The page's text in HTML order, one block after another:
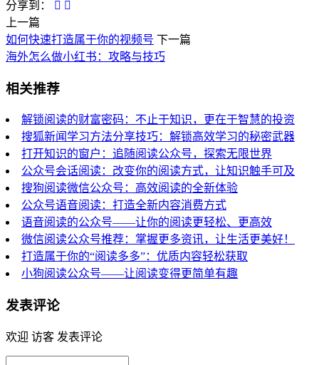
分享到：
上一篇
如何快速打造属于你的视频号 下一篇
海外怎么做小红书：攻略与技巧
相关推荐
解锁阅读的财富密码：不止于知识，更在于智慧的投资
搜狐新闻学习方法分享技巧：解锁高效学习的秘密武器
打开知识的窗户：追随阅读公众号，探索无限世界
公众号会话阅读：改变你的阅读方式，让知识触手可及
搜狗阅读微信公众号：高效阅读的全新体验
公众号语音阅读：打造全新内容消费方式
语音阅读的公众号——让你的阅读更轻松、更高效
微信阅读公众号推荐：掌握更多资讯，让生活更美好！
打造属于你的“阅读多多”：优质内容轻松获取
小狗阅读公众号——让阅读变得更简单有趣
发表评论
欢迎 访客 发表评论